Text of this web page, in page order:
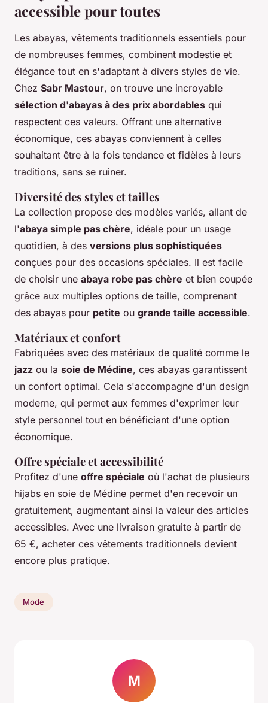
accessible pour toutes
Les abayas, vêtements traditionnels essentiels pour
de nombreuses femmes, combinent modestie et
élégance tout en s'adaptant à divers styles de vie.
Chez Sabr Mastour, on trouve une incroyable
sélection d'abayas à des prix abordables qui
respectent ces valeurs. Offrant une alternative
économique, ces abayas conviennent à celles
souhaitant être à la fois tendance et fidèles à leurs
traditions, sans se ruiner.
Diversité des styles et tailles
La collection propose des modèles variés, allant de
l'abaya simple pas chère, idéale pour un usage
quotidien, à des versions plus sophistiquées
conçues pour des occasions spéciales. Il est facile
de choisir une abaya robe pas chère et bien coupée
grâce aux multiples options de taille, comprenant
des abayas pour petite ou grande taille accessible.
Matériaux et confort
Fabriquées avec des matériaux de qualité comme le
jazz ou la soie de Médine, ces abayas garantissent
un confort optimal. Cela s'accompagne d'un design
moderne, qui permet aux femmes d'exprimer leur
style personnel tout en bénéficiant d'une option
économique.
Offre spéciale et accessibilité
Profitez d'une offre spéciale où l'achat de plusieurs
hijabs en soie de Médine permet d'en recevoir un
gratuitement, augmentant ainsi la valeur des articles
accessibles. Avec une livraison gratuite à partir de
65 €, acheter ces vêtements traditionnels devient
encore plus pratique.
Mode
M